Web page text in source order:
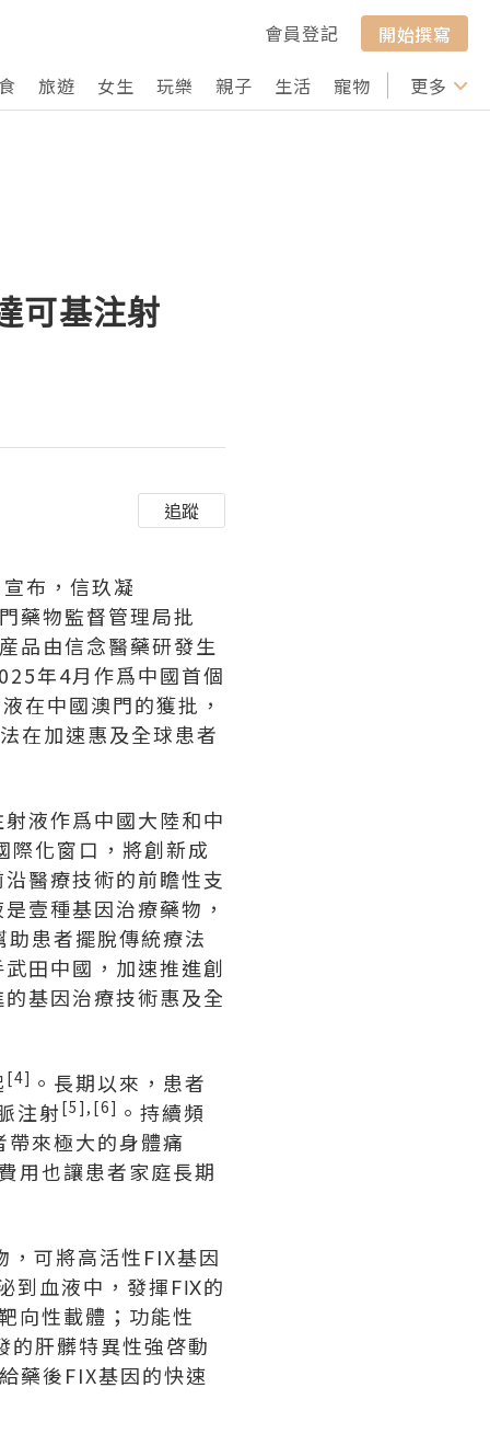
會員登記
開始撰寫
旅遊 女生 玩樂 親子 生活 寵物 行山 打卡
更多
可基注射
追蹤
布，信玖凝
藥物監督管理局批
品由信念醫藥研發生
年4月作爲中國首個
在中國澳門的獲批，
在加速惠及全球患者
液作爲中國大陸和中
際化窗口，將創新成
醫療技術的前瞻性支
壹種基因治療藥物，
助患者擺脫傳統療法
田中國，加速推進創
基因治療技術惠及全
[4] 。長期以來，患者
注射 [5],[6] 。持續頻
帶來極大的身體痛
用也讓患者家庭長期
，可將高活性FIX基因
到血液中，發揮FⅨ的
向性載體；功能性
肝髒特異性強啓動
藥後FIX基因的快速